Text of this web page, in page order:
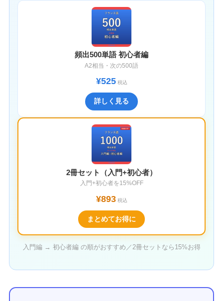
頻出500単語 初心者編
A2相当・次の500語
¥525税込
詳しく見る
2冊セット（入門+初心者）
入門+初心者を15%OFF
¥893税込
まとめてお得に
入門編 → 初心者編 の順がおすすめ／2冊セットなら15%お得